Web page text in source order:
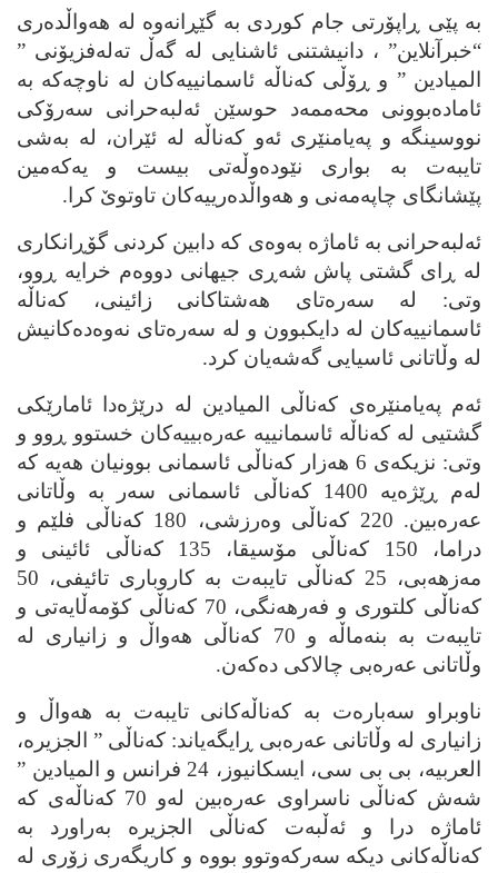
به‌ پێی ڕاپۆرتی جام کوردی به‌ گێڕانه‌وه‌ له‌ هه‌واڵده‌ری
“خبرآنلاین” ، دانیشتنی ئاشنایی له‌ گه‌ڵ ته‌له‌فزیۆنی ”
المیادین ” و ڕۆڵی که‌ناڵه‌ ئاسمانییه‌کان له‌ ناوچه‌که‌ به‌
ئاماده‌بوونی محه‌ممه‌د حوسێن ئه‌لبه‌حرانی سه‌رۆکی
نووسینگه‌ و په‌یامنێری ئه‌و که‌ناڵه له‌ ئێران‌، له‌ به‌شی
تایبه‌ت به‌ بواری نێوده‌وڵه‌تی بیست و یه‌که‌مین
پێشانگای چاپه‌مه‌نی و هه‌واڵده‌رییه‌کان تاوتوێ کرا.
ئه‌لبه‌حرانی به‌ ئاماژه‌ به‌وه‌ی که‌ دابین کردنی گۆڕانکاری
له‌ ڕای گشتی پاش شه‌ڕی جیهانی دووه‌م خرایه‌ ڕوو،
وتی: له‌ سه‌ره‌تای هه‌شتاکانی زائینی، که‌ناڵه‌
ئاسمانییه‌کان له‌ دایکبوون و له‌ سه‌ره‌تای نه‌وه‌ده‌کانیش
له‌ وڵاتانی ئاسیایی گه‌شه‌یان کرد.
ئه‌م په‌یامنێره‌ی که‌ناڵی المیادین له‌ درێژه‌دا ئامارێکی
گشتیی له‌ که‌ناڵه‌ ئاسمانییه‌ عه‌ره‌بییه‌کان خستوو ڕوو و
وتی: نزیکه‌ی 6 هه‌زار که‌ناڵی ئاسمانی بوونیان هه‌یه‌ که‌
له‌م ڕێژه‌یه‌ 1400 که‌ناڵی ئاسمانی سه‌ر به‌ وڵاتانی
عه‌ره‌بین. 220 که‌ناڵی وه‌رزشی، 180 که‌ناڵی فلێم و
دراما، 150 که‌ناڵی مۆسیقا، 135 که‌ناڵی ئائینی و
مه‌زهه‌بی، 25 که‌ناڵی تایبه‌ت به‌ کاروباری تائیفی، 50
که‌ناڵی کلتوری و فه‌رهه‌نگی، 70 که‌ناڵی کۆمه‌ڵایه‌تی و
تایبه‌ت به‌ بنه‌ماڵه‌ و 70 که‌ناڵی هه‌واڵ و زانیاری له‌
وڵاتانی عه‌ره‌بی چالاکی ده‌که‌ن.
ناوبراو سه‌باره‌ت به‌ که‌ناڵه‌کانی تایبه‌ت به‌ هه‌واڵ و
زانیاری له‌ وڵاتانی عه‌ره‌بی ڕایگه‌یاند: که‌ناڵی ” الجزیره‌،
العربیه‌، بی بی سی، ایسکانیوز، 24 فرانس و المیادین ”
شه‌ش که‌ناڵی ناسراوی عه‌ره‌بین له‌و 70 که‌ناڵه‌ی که‌
ئاماژه‌ درا و ئه‌ڵبه‌ت که‌ناڵی الجزیره‌ به‌راورد به‌
که‌ناڵه‌کانی دیکه‌ سه‌رکه‌وتوو بووه‌ و کاریگه‌ری زۆری له‌